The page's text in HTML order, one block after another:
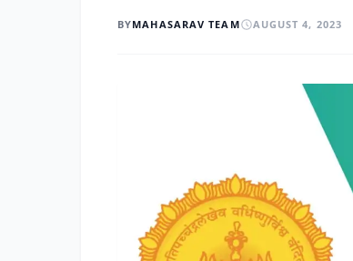
BYMAHASARAV TEAM AUGUST 4, 2023